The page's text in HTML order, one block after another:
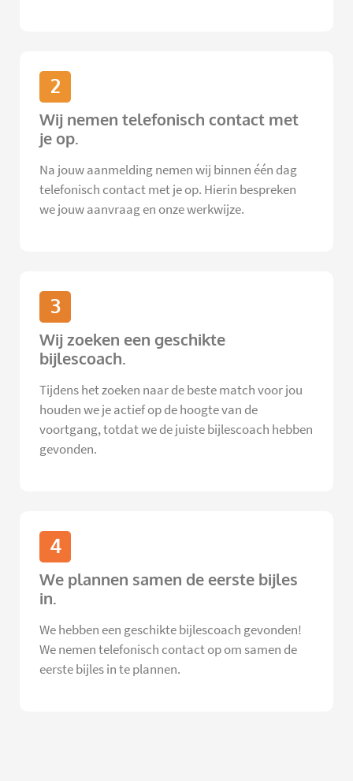
2
Wij nemen telefonisch contact met
je op.
Na jouw aanmelding nemen wij binnen één dag
telefonisch contact met je op. Hierin bespreken
we jouw aanvraag en onze werkwijze.
3
Wij zoeken een geschikte
bijlescoach.
Tijdens het zoeken naar de beste match voor jou
houden we je actief op de hoogte van de
voortgang, totdat we de juiste bijlescoach hebben
gevonden.
4
We plannen samen de eerste bijles
in.
We hebben een geschikte bijlescoach gevonden!
We nemen telefonisch contact op om samen de
eerste bijles in te plannen.